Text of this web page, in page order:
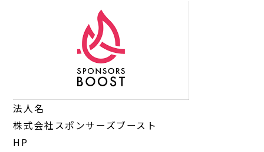
法人名
株式会社スポンサーズブースト
HP